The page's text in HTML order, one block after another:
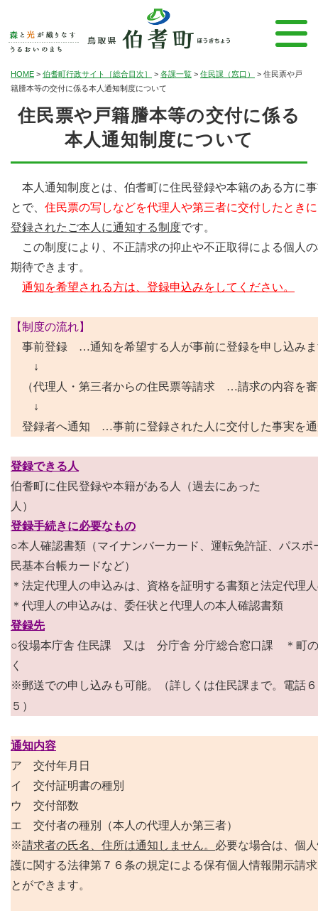
HOME > 伯耆町行政サイト［総合目次］ > 各課一覧 > 住民課（窓口） > 住民票や戸
籍謄本等の交付に係る本人通知制度について
住民票や戸籍謄本等の交付に係る
本人通知制度について
本人通知制度とは、伯耆町に住民登録や本籍のある方に
とで、 住民票の写しなどを代理人や第三者に交付したときに
登録されたご本人に通知する制度です。
この制度により、不正請求の抑止や不正取得による個人
期待できます。
通知を希望される方は、登録申込みをしてください。
【制度の流れ】
事前登録 …通知を希望する人が事前に登録を申し込み
↓
（代理人・第三者からの住民票等請求 …請求の内容を審
↓
登録者へ通知 …事前に登録された人に交付した事実を通
登録できる人
伯耆町に住民登録や本籍がある人（過去にあった
人）
登録手続きに必要なもの
○本人確認書類（マイナンバーカード、運転免許証、パスポ
民基本台帳カードなど）
＊法定代理人の申込みは、資格を証明する書類と法定代理
＊代理人の申込みは、委任状と代理人の本人確認書類
登録先
○役場本庁舎 住民課 又は 分庁舎 分庁総合窓口課 ＊町
く
※郵送での申し込みも可能。（詳しくは住民課まで。電話
５）
通知内容
ア 交付年月日
イ 交付証明書の種別
ウ 交付部数
エ 交付者の種別（本人の代理人か第三者）
※請求者の氏名、住所は通知しません。 必要な場合は、個
護に関する法律第７６条の規定による保有個人情報開示請
とができます。